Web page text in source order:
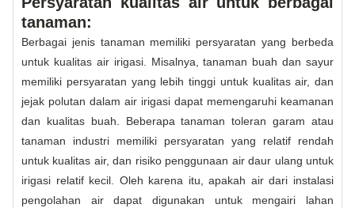
tanaman:
Berbagai jenis tanaman memiliki persyaratan yang berbeda
untuk kualitas air irigasi. Misalnya, tanaman buah dan sayur
memiliki persyaratan yang lebih tinggi untuk kualitas air, dan
jejak polutan dalam air irigasi dapat memengaruhi keamanan
dan kualitas buah. Beberapa tanaman toleran garam atau
tanaman industri memiliki persyaratan yang relatif rendah
untuk kualitas air, dan risiko penggunaan air daur ulang untuk
irigasi relatif kecil. Oleh karena itu, apakah air dari instalasi
pengolahan air dapat digunakan untuk mengairi lahan